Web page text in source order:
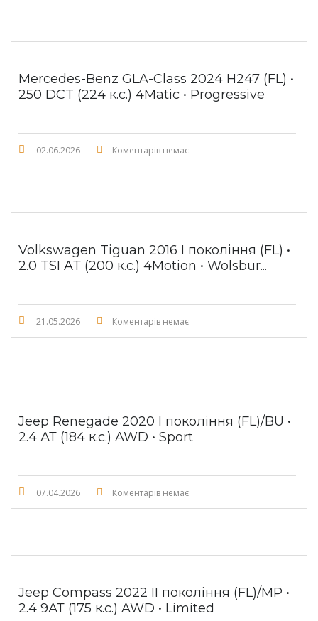
Mercedes-Benz GLA-Class 2024 H247 (FL) •
250 DCT (224 к.с.) 4Matic • Progressive
02.06.2026 Коментарів немає
Volkswagen Tiguan 2016 I покоління (FL) •
2.0 TSI AТ (200 к.с.) 4Motion • Wolsbur...
21.05.2026 Коментарів немає
Jeep Renegade 2020 I покоління (FL)/BU •
2.4 АТ (184 к.с.) AWD • Sport
07.04.2026 Коментарів немає
Jeep Compass 2022 II покоління (FL)/MP •
2.4 9АТ (175 к.с.) AWD • Limited